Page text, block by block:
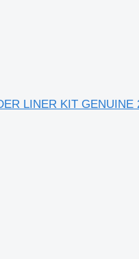
LINER KIT